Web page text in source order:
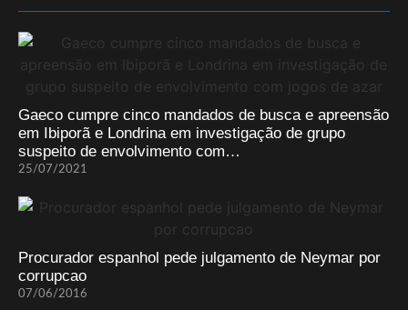
Gaeco cumpre cinco mandados de busca e apreensão
em Ibiporã e Londrina em investigação de grupo
suspeito de envolvimento com…
25/07/2021
Procurador espanhol pede julgamento de Neymar por
corrupcao
07/06/2016